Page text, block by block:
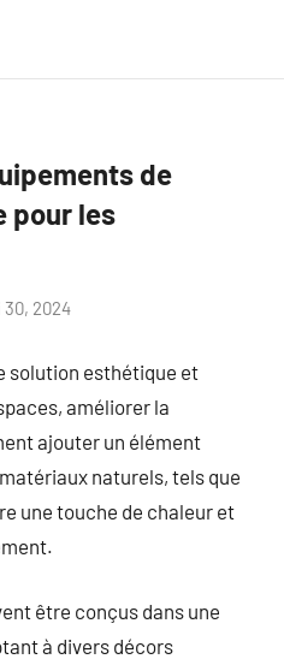
de
pour les
30, 2024
solution esthétique et
améliorer la
ajouter un élément
naturels, tels que
une touche de chaleur et
être conçus dans une
à divers décors